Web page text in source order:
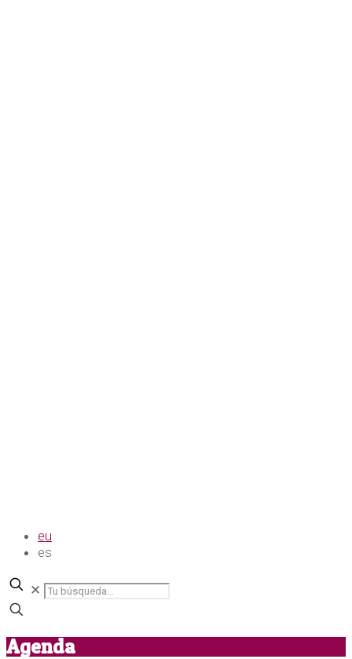
eu
es
✕
Agenda